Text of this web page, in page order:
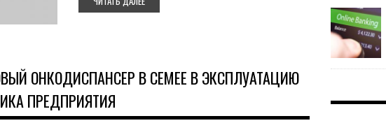
ОНКОДИСПАНСЕР В СЕМЕЕ В ЭКСПЛУАТАЦИЮ
ПРЕДПРИЯТИЯ